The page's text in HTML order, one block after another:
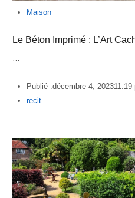
Maison
Le Béton Imprimé : L’Art
…
Publié :décembre 4, 202311:19
Author
recit